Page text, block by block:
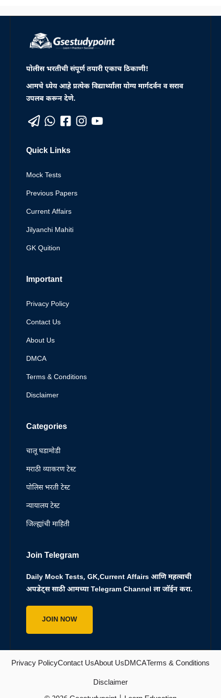
पोलीस भरतीची संपूर्ण तयारी एकाच ठिकाणी!
आमचे ध्येय आहे प्रत्येक विद्यार्थ्यांला योग्य मार्गदर्वन व सराव
उपलब करून देणे.
Quick Links
Mock Tests
Previous Papers
Current Affairs
Jilyanchi Mahiti
GK Quition
Important
Privacy Policy
Contact Us
About Us
DMCA
Terms & Conditions
Disclaimer
Categories
चालू घडामोडी
मराठी व्याकरण टेस्ट
पोलिस भरती टेस्ट
न्यायालय टेस्ट
जिल्ह्यांची माहिती
Join Telegram
Daily Mock Tests, GK,Current Affairs आणि महत्वाची
अपडेट्स साठी आमच्या Telegram Channel ला जॉईन करा.
JOIN NOW
Privacy PolicyContact UsAbout UsDMCATerms & Conditions
Disclaimer